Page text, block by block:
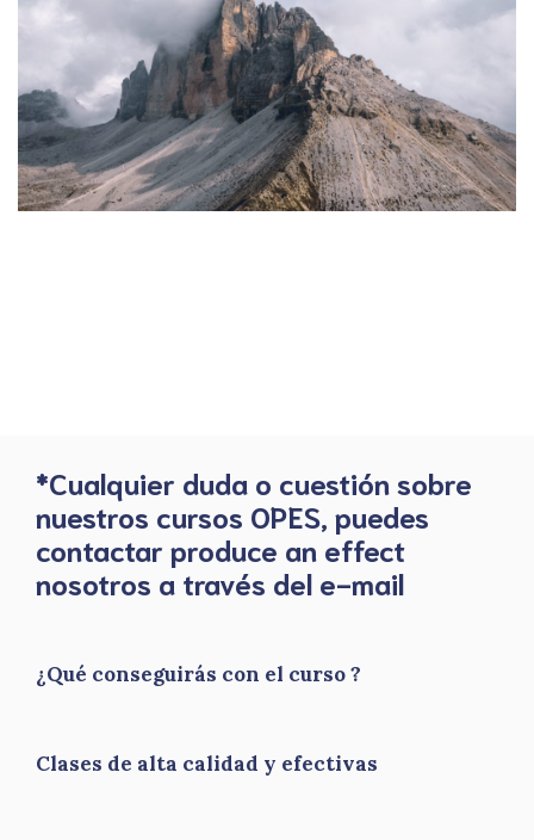
*Cualquier duda o cuestión sobre
nuestros cursos OPES, puedes
contactar produce an effect
nosotros a través del e-mail
¿Qué conseguirás con el curso ?
Clases de alta calidad y efectivas